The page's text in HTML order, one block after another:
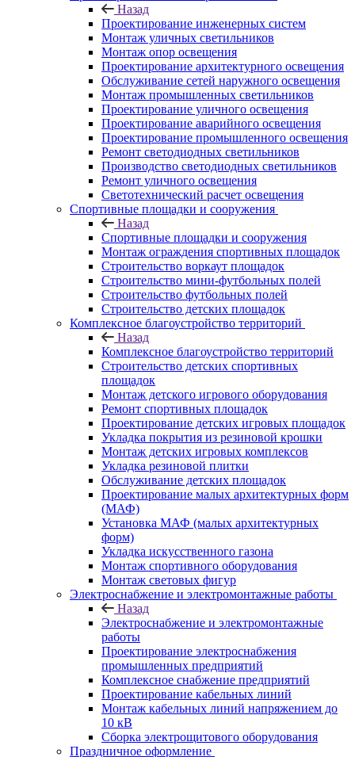
Назад
Проектирование инженерных систем
Монтаж уличных светильников
Монтаж опор освещения
Проектирование архитектурного освещения
Обслуживание сетей наружного освещения
Монтаж промышленных светильников
Проектирование уличного освещения
Проектирование аварийного освещения
Проектирование промышленного освещения
Ремонт светодиодных светильников
Производство светодиодных светильников
Ремонт уличного освещения
Светотехнический расчет освещения
Спортивные площадки и сооружения
Назад
Спортивные площадки и сооружения
Монтаж ограждения спортивных площадок
Строительство воркаут площадок
Строительство мини-футбольных полей
Строительство футбольных полей
Строительство детских площадок
Комплексное благоустройство территорий
Назад
Комплексное благоустройство территорий
Строительство детских спортивных
площадок
Монтаж детского игрового оборудования
Ремонт спортивных площадок
Проектирование детских игровых площадок
Укладка покрытия из резиновой крошки
Монтаж детских игровых комплексов
Укладка резиновой плитки
Обслуживание детских площадок
Проектирование малых архитектурных форм
(МАФ)
Установка МАФ (малых архитектурных
форм)
Укладка искусственного газона
Монтаж спортивного оборудования
Монтаж световых фигур
Электроснабжение и электромонтажные работы
Назад
Электроснабжение и электромонтажные
работы
Проектирование электроснабжения
промышленных предприятий
Комплексное снабжение предприятий
Проектирование кабельных линий
Монтаж кабельных линий напряжением до
10 кВ
Сборка электрощитового оборудования
Праздничное оформление